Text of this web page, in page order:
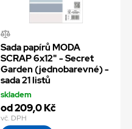
Sada papírů MODA
SCRAP 6x12" - Secret
Garden (jednobarevné) -
sada 21 listů
skladem
od 209,0 Kč
vč. DPH